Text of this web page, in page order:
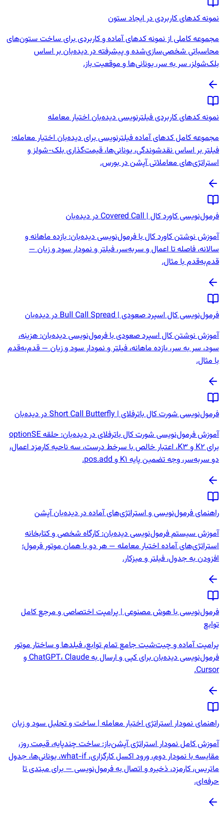
نمونه کدهای کاربردی در ایجاد ستون
مجموعه کاملی از نمونه کدهای آماده و کاربردی برای ساخت ستون‌های
محاسباتی شخصی‌سازی‌شده و پیشرفته در دیده‌بان بر اساس
بلک‌شولز، سر به سر، یونانی‌ها و موقعیت باز.
نمونه کدهای کاربردی فیلترنویسی دیده‌بان اختیار معامله
مجموعه کامل کدهای آماده فیلترنویسی برای دیده‌بان اختیار معامله:
فیلتر بر اساس نقدشوندگی، یونانی‌ها، قیمت‌گذاری بلک-شولز و
استراتژی‌های معاملاتی آپشن در بورس.
فرمول‌نویسی کاورد کال | Covered Call در دیده‌بان
آموزش نوشتن کاورد کال با فرمول‌نویسی دیده‌بان: بازده ماهانه و
سالانه، فاصله تا اعمال و سربه‌سر، فیلتر و نمودار سود و زیان —
قدم‌به‌قدم با مثال.
فرمول‌نویسی کال اسپرد صعودی | Bull Call Spread در دیده‌بان
آموزش نوشتن کال اسپرد صعودی با فرمول‌نویسی دیده‌بان: هزینه،
سود، سر به سر، بازده ماهانه، فیلتر و نمودار سود و زیان — قدم‌به‌قدم
با مثال.
فرمول‌نویسی شورت کال باترفلای | Short Call Butterfly در دیده‌بان
آموزش فرمول‌نویسی شورت کال باترفلای در دیده‌بان: حلقه optionSE
برای K2 و K3، اعتبار خالص با سرخط درست، سه ناحیه کارمزد اعمال،
دو سربه‌سر، وجه تضمین پایه K1 و pos.add.
راهنمای فرمول‌نویسی و استراتژی‌های آماده در دیده‌بان آپشن
آموزش سیستم فرمول‌نویسی دیده‌بان: کارگاه شخصی و کتابخانه
استراتژی‌های آماده اختیار معامله — هر دو با همان موتور فرمول؛
افزودن به جدول، فیلتر و میزکار.
فرمول‌نویسی با هوش مصنوعی | پرامپت اختصاصی و مرجع کامل
توابع
پرامپت آماده و چیت‌شیت جامع تمام توابع، فیلدها و ساختار موتور
فرمول‌نویسی دیده‌بان برای کپی و ارسال به ChatGPT، Claude و
Cursor.
راهنمای نمودار استراتژی اختیار معامله | ساخت و تحلیل سود و زیان
آموزش کامل نمودار استراتژی آپشن‌باز: ساخت چندپایه، قیمت روز،
مقایسه با نمودار دوم، ورود اکسل کارگزاری، what-if، یونانی‌ها، جدول
ماتریس، کارمزد، ذخیره و اتصال به فرمول‌نویسی — برای مبتدی تا
حرفه‌ای.